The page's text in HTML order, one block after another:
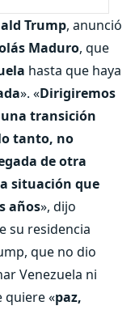
Trump, anunció
Maduro, que
hasta que haya
». «Dirigiremos
transición
tanto, no
de otra
situación que
años», dijo
su residencia
que no dio
Venezuela ni
quiere «paz,